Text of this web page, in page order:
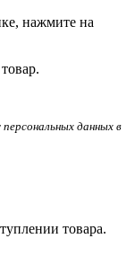
нажмите на
данных в
товара.